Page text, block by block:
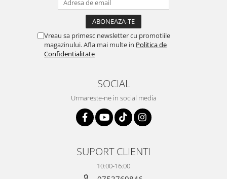
Vreau sa primesc newsletter cu promotiile
magazinului. Afla mai multe in Politica de
Confidentialitate
SOCIAL
Urmareste-ne in social media
SUPORT CLIENTI
10:00-16:00